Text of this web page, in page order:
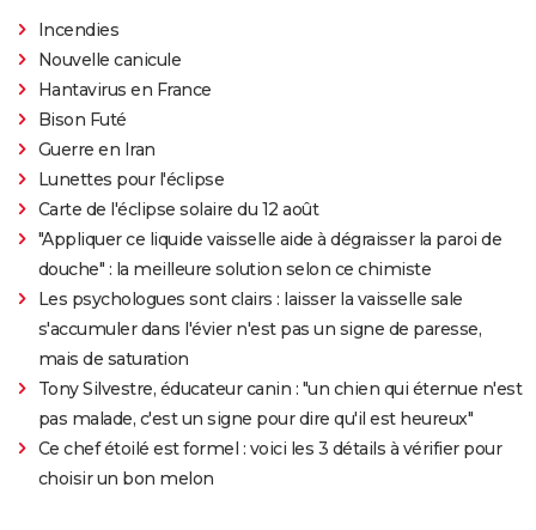
Incendies
Nouvelle canicule
Hantavirus en France
Bison Futé
Guerre en Iran
Lunettes pour l'éclipse
Carte de l'éclipse solaire du 12 août
"Appliquer ce liquide vaisselle aide à dégraisser la paroi de
douche" : la meilleure solution selon ce chimiste
Les psychologues sont clairs : laisser la vaisselle sale
s'accumuler dans l'évier n'est pas un signe de paresse,
mais de saturation
Tony Silvestre, éducateur canin : "un chien qui éternue n'est
pas malade, c'est un signe pour dire qu'il est heureux"
Ce chef étoilé est formel : voici les 3 détails à vérifier pour
choisir un bon melon